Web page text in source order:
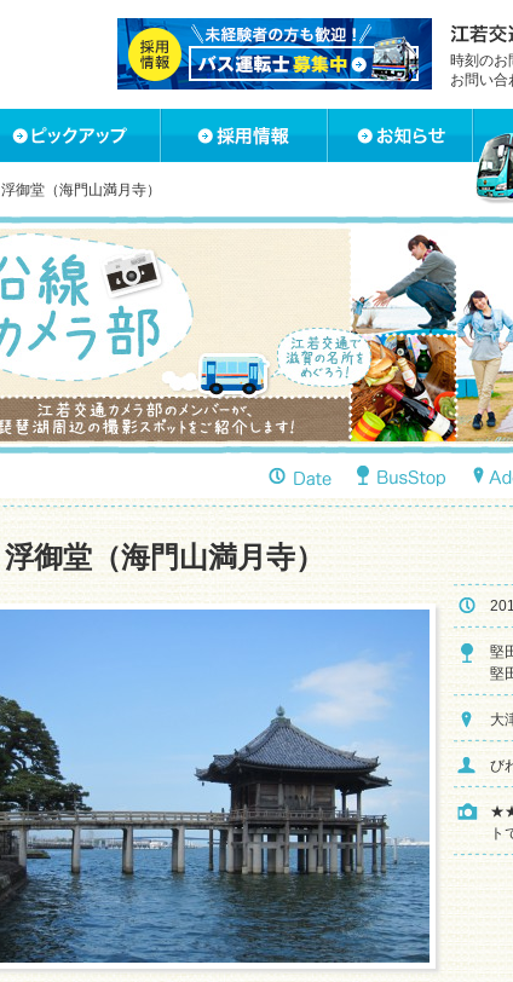
時刻のお
お問い合
浮御堂（海門山満月寺）
浮御堂（海門山満月寺）
堅
堅
大
び
ト